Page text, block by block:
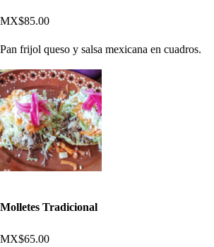
MX$85.00
Pan frijol queso y salsa mexicana en cuadros.
Molletes Tradicional
MX$65.00